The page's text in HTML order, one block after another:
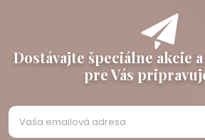
Dostávajte špeciálne akcie
pre Vás